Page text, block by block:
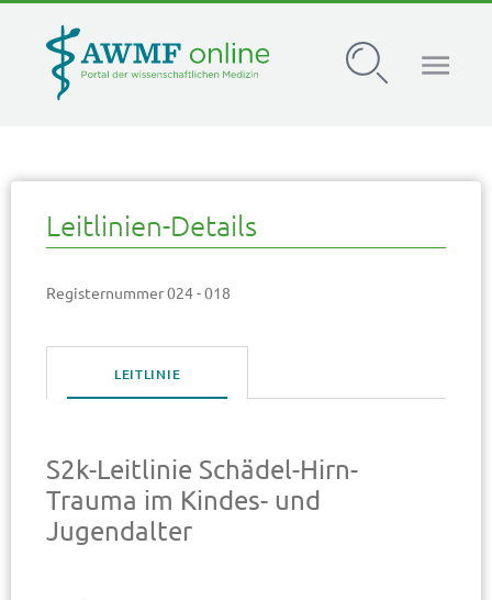
Leitlinien-Details
Registernummer 024 - 018
LEITLINIE
S2k-Leitlinie Schädel-Hirn-
Trauma im Kindes- und
Jugendalter